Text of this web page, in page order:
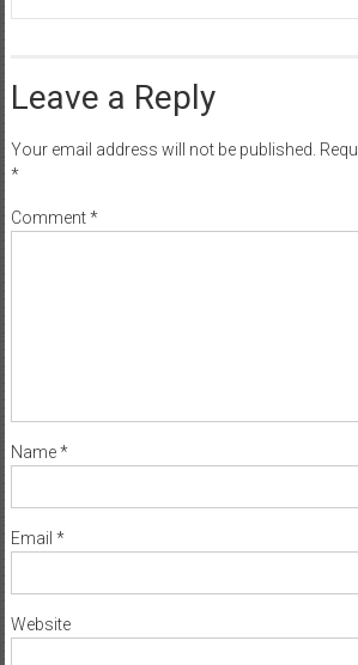
Leave a Reply
Your email address will not be published.
*
Comment*
Name*
Email *
Website